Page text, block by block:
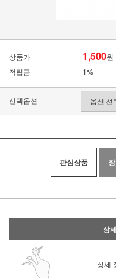
상품가 1,500원
적립금
1%
선택옵션
관심상품
상
상세